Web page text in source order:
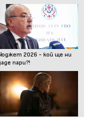
2026 - кой ще ни
пари?!